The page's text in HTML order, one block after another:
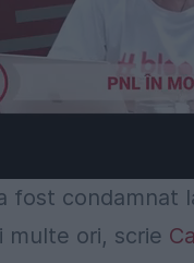
fost condamnat
multe ori, scrie